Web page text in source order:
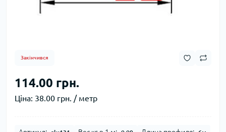
Закінчився
114.00 грн.
Ціна: 38.00 грн. / метр